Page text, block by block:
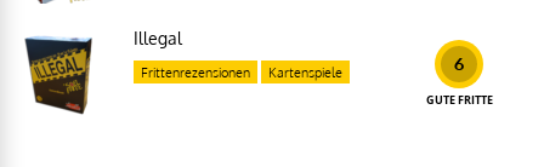
6
GUTE FRITTE
Illegal
Frittenrezensionen Kartenspiele